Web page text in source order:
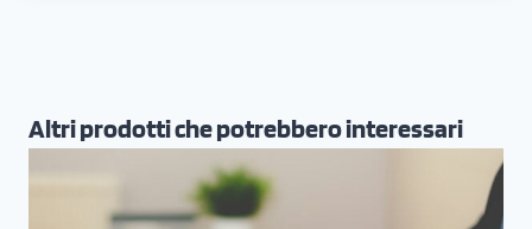
Altri prodotti che potrebbero interessari